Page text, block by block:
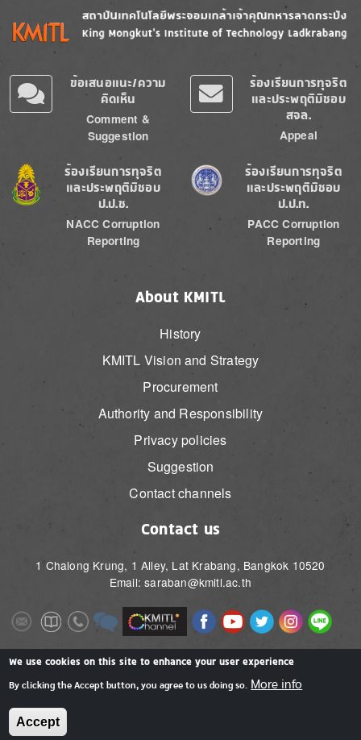
Image
ข้อเสนอแนะ/ความ
คิดเห็น
Comment &
Suggestion
ร้องเรียนการทุจริต
และประพฤติมิชอบ
สจล.
Appeal
Image
ร้องเรียนการทุจริต
และประพฤติมิชอบ
ป.ป.ช.
NACC Corruption
Reporting
Image
ร้องเรียนการทุจริต
และประพฤติมิชอบ
ป.ป.ท.
PACC Corruption
Reporting
About KMITL
History
KMITL Vision and Strategy
Procurement
Authority and Responsibility
Privacy policies
Suggestion
Contact channels
Contact us
1 Chalong Krung, 1 Alley, Lat Krabang, Bangkok 10520
Email: saraban@kmitl.ac.th
ImageImageImageImage Image ImageImageImageImageImage
Image Image
We use cookies on this site to enhance your user experience
By clicking the Accept button, you agree to us doing so. More info
Accept